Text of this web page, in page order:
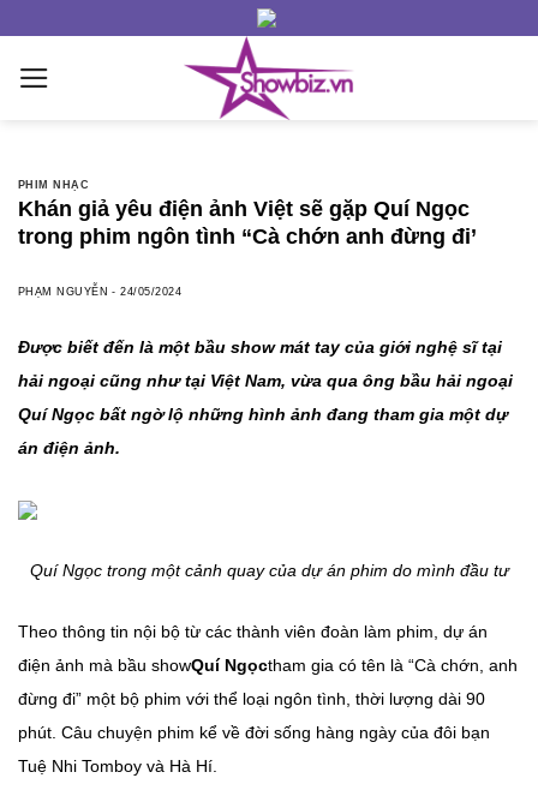
content
PHIM NHẠC
Khán giả yêu điện ảnh Việt sẽ gặp Quí Ngọc
trong phim ngôn tình “Cà chớn anh đừng đi’
PHẠM NGUYỄN -24/05/2024
Được biết đến là một bầu show mát tay của giới nghệ sĩ tại
hải ngoại cũng như tại Việt Nam, vừa qua ông bầu hải ngoại
Quí Ngọc bất ngờ lộ những hình ảnh đang tham gia một dự
án điện ảnh.
Quí Ngọc trong một cảnh quay của dự án phim do mình đầu tư
Theo thông tin nội bộ từ các thành viên đoàn làm phim, dự án
điện ảnh mà bầu showQuí Ngọctham gia có tên là “Cà chớn, anh
đừng đi” một bộ phim với thể loại ngôn tình, thời lượng dài 90
phút. Câu chuyện phim kể về đời sống hàng ngày của đôi bạn
Tuệ Nhi Tomboy và Hà Hí.